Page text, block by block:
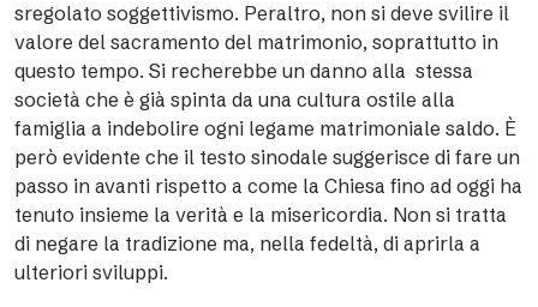
sregolato soggettivismo. Peraltro, non si deve svilire il
valore del sacramento del matrimonio, soprattutto in
questo tempo. Si recherebbe un danno alla stessa
società che è già spinta da una cultura ostile alla
famiglia a indebolire ogni legame matrimoniale saldo. È
però evidente che il testo sinodale suggerisce di fare un
passo in avanti rispetto a come la Chiesa fino ad oggi ha
tenuto insieme la verità e la misericordia. Non si tratta
di negare la tradizione ma, nella fedeltà, di aprirla a
ulteriori sviluppi.